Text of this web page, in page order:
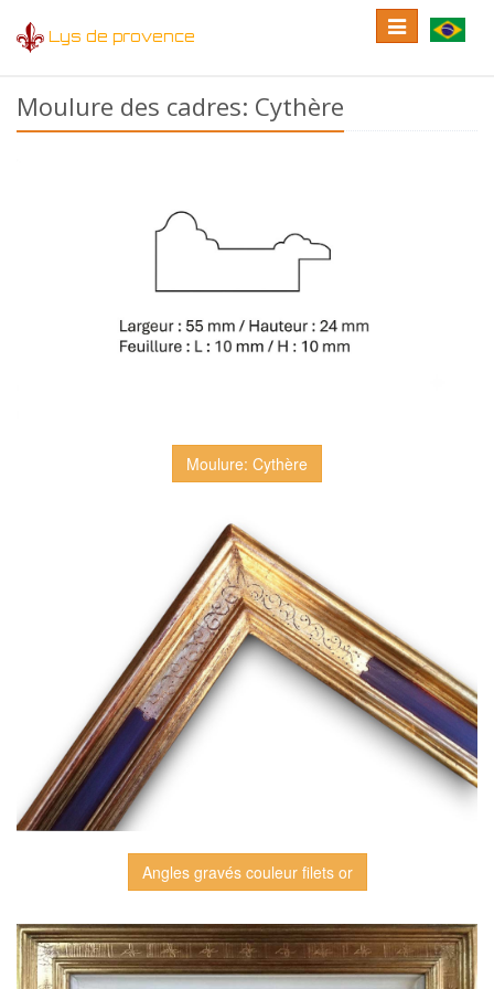
Lys de provence
Toggle
language
Toggle
navigation
Moulure des cadres: Cythère
Moulure: Cythère
Angles gravés couleur filets or